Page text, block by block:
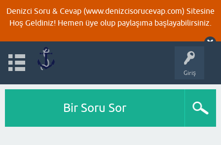
Denizci Soru & Cevap (www.denizcisorucevap.com) Sitesine
Hoş Geldiniz! Hemen üye olup paylaşıma başlayabilirsiniz.
Giriş
Bir Soru Sor